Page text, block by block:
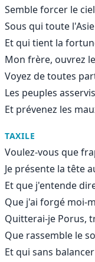
Semble forcer le
Sous qui toute
Et qui tient la
Mon frère, ouvrez
Voyez de toutes
Les peuples
Et prévenez les
TAXILE
Voulez-vous que
Je présente la tête
Et que j'entende
Que j'ai forgé moi-
Quitterai-je Porus,
Que rassemble le
Et qui sans